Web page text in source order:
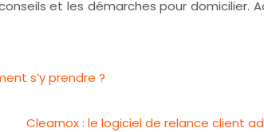
et les démarches pour
s’y prendre ?
Clearnox : le logiciel de relance client